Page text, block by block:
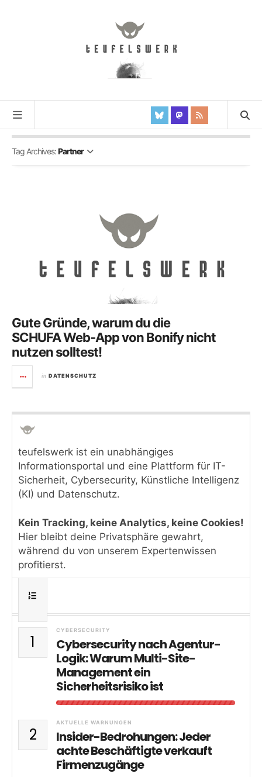
Tag Archives:Partner
Gute Gründe, warum du die
SCHUFA Web-App von Bonify nicht
nutzen solltest!
in DATENSCHUTZ
teufelswerk ist ein unabhängiges
Informationsportal und eine Plattform für IT-
Sicherheit, Cybersecurity, Künstliche Intelligenz
(KI) und Datenschutz.
Kein Tracking, keine Analytics, keine Cookies!
Hier bleibt deine Privatsphäre gewahrt,
während du von unserem Expertenwissen
profitierst.
1
CYBERSECURITY
Cybersecurity nach Agentur-
Logik: Warum Multi-Site-
Management ein
Sicherheitsrisiko ist
2
AKTUELLE WARNUNGEN
Insider-Bedrohungen: Jeder
achte Beschäftigte verkauft
Firmenzugänge